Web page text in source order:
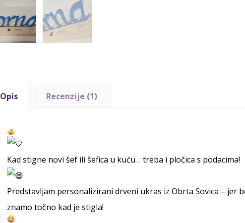
Opis Recenzije (1)
Kad stigne novi šef ili šefica u kuću… treba i pločica s podacima!
Predstavljam personalizirani drveni ukras iz Obrta Sovica – jer
znamo točno kad je stigla!